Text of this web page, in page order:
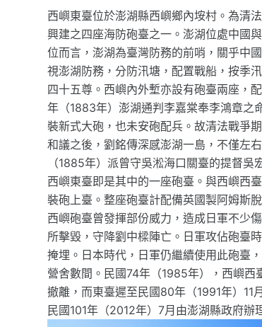
西嶼東臺位於澎湖縣西嶼鄉內垵村。為清
興建之四座海防砲臺之一。澎湖位處中國
位而言，澎湖為臺灣防務的前哨，關乎中
視澎湖防務，分防汛塘，配置戰船，按季
四十五尊。西嶼內外塹亦設有砲臺兩座，
年（1883年）澎湖通判李嘉棠奉李鴻章之
裝新式大砲，也未安砲配兵。故清法戰爭
和議之後，劉銘傳深感澎湖一島，不僅左
（1885年）派曾守吳淞海口關臺的提督
西嶼東臺即是其中的一座砲臺。與西嶼西
裝砲上臺。整座砲臺計配備英國製阿姆斯
西嶼砲臺曾發揮部份威力，造成日軍不少
所擊毀，守降劉中樑陣亡。日軍攻佔砲臺
掩埋。日本時代，日軍仍繼續使用此砲臺
營舍數間。民國74年（1985年），西嶼
撤離，而東臺遲至民國80年（1991年）11
民國101年（2012年）7月由澎湖縣政府辦